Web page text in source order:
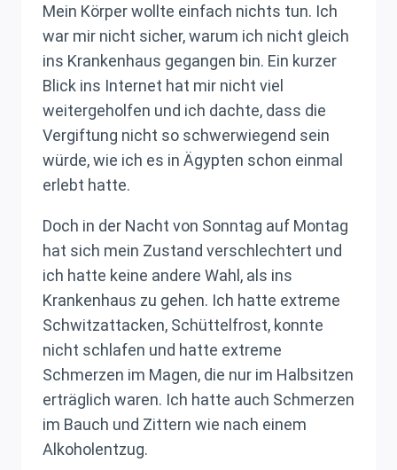
Mein Körper wollte einfach nichts tun. Ich
war mir nicht sicher, warum ich nicht gleich
ins Krankenhaus gegangen bin. Ein kurzer
Blick ins Internet hat mir nicht viel
weitergeholfen und ich dachte, dass die
Vergiftung nicht so schwerwiegend sein
würde, wie ich es in Ägypten schon einmal
erlebt hatte.
Doch in der Nacht von Sonntag auf Montag
hat sich mein Zustand verschlechtert und
ich hatte keine andere Wahl, als ins
Krankenhaus zu gehen. Ich hatte extreme
Schwitzattacken, Schüttelfrost, konnte
nicht schlafen und hatte extreme
Schmerzen im Magen, die nur im Halbsitzen
erträglich waren. Ich hatte auch Schmerzen
im Bauch und Zittern wie nach einem
Alkoholentzug.